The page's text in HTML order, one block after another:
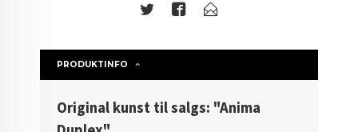
PRODUKTINFO
Original kunst til salgs: "Anima